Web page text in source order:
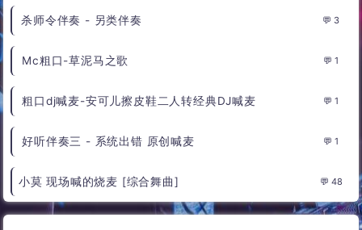
杀师令伴奏 - 另类伴奏 3
Mc粗口-草泥马之歌 1
粗口dj喊麦-安可儿擦皮鞋二人转经典DJ喊麦 1
好听伴奏三 - 系统出错 原创喊麦 1
小莫 现场喊的烧麦 [综合舞曲] 48